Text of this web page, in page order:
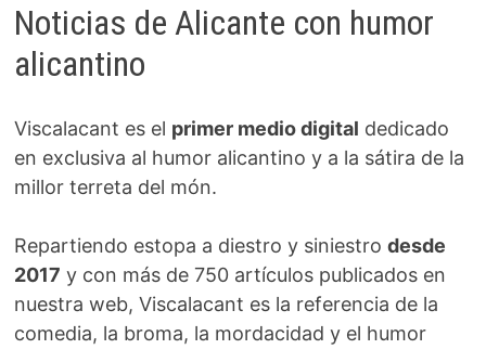
Noticias de Alicante con humor
alicantino
Viscalacant es el primer medio digital dedicado
en exclusiva al humor alicantino y a la sátira de la
millor terreta del món.
Repartiendo estopa a diestro y siniestrodesde
2017 y con más de 750 artículos publicados en
nuestra web, Viscalacant es la referencia de la
comedia, la broma, la mordacidad y el humor